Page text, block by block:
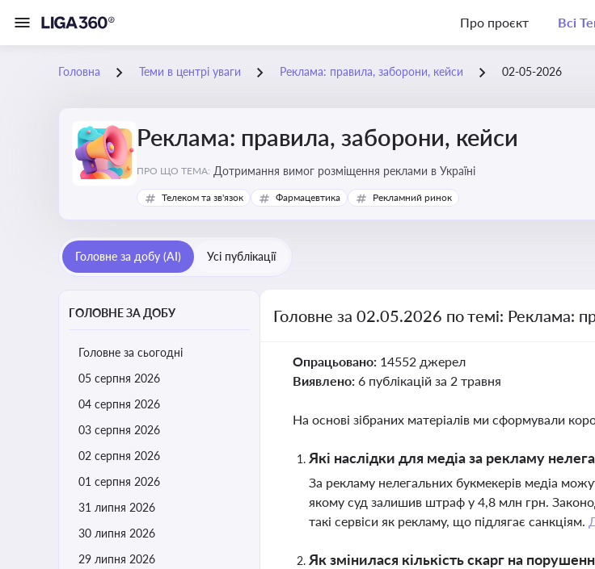
Про проєкт Всі
Головна Теми в центрі уваги Реклама: правила, заборони, кейси 02-05-2026
Реклама: правила, заборони, кейси
ПРО ЩО ТЕМА: Дотримання вимог розміщення реклами в Україні
Телеком та зв'язок Фармацевтика Рекламний ринок
Головне за добу (AI) Усі публікації
ГОЛОВНЕ ЗА ДОБУ
Головне за сьогодні
05 серпня 2026
04 серпня 2026
03 серпня 2026
02 серпня 2026
01 серпня 2026
31 липня 2026
30 липня 2026
29 липня 2026
Головне за 02.05.2026 по темі: Реклама:
Опрацьовано: 14552 джерел
Виявлено: 6 публікацій за 2 травня
На основі зібраних матеріалів ми сформували
Які наслідки для медіа за рекламу
За рекламу нелегальних букмекерів медіа
якому суд залишив штраф у 4,8 млн грн.
такі сервіси як рекламу, що підлягає санкціям.
Як змінилася кількість скарг на